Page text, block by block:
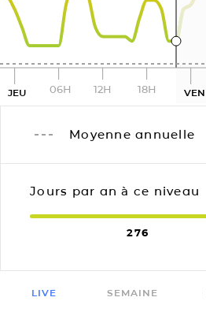
JEU 06H 12H 18H VEN
Moyenne annuelle
Jours par an à ce niveau
276
LIVE SEMAINE